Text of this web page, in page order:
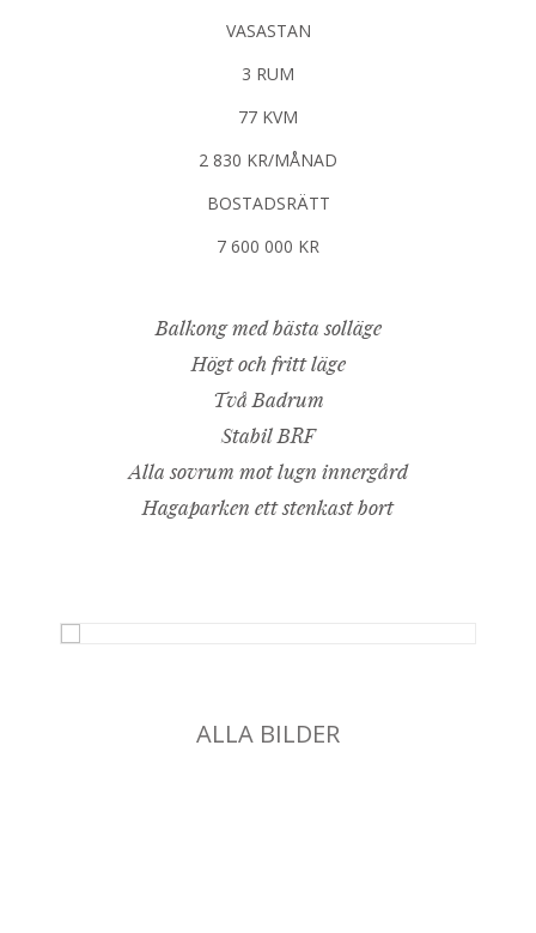
VASASTAN
3 RUM
77 KVM
2 830 KR/MÅNAD
BOSTADSRÄTT
7 600 000 KR
Balkong med bästa solläge
Högt och fritt läge
Två Badrum
Stabil BRF
Alla sovrum mot lugn innergård
Hagaparken ett stenkast bort
ALLA BILDER